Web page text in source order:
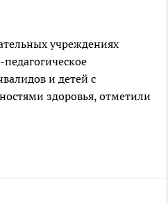
учреждениях
и детей с
здоровья, отметили